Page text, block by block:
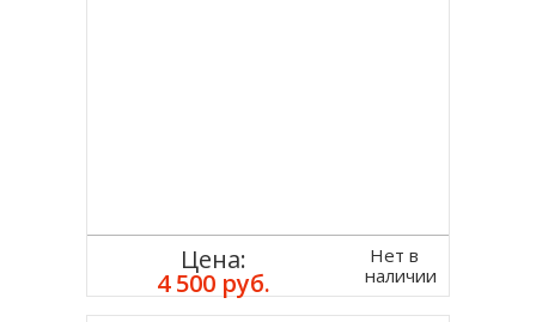
Цена:
4 500 руб.
Нет в
наличии